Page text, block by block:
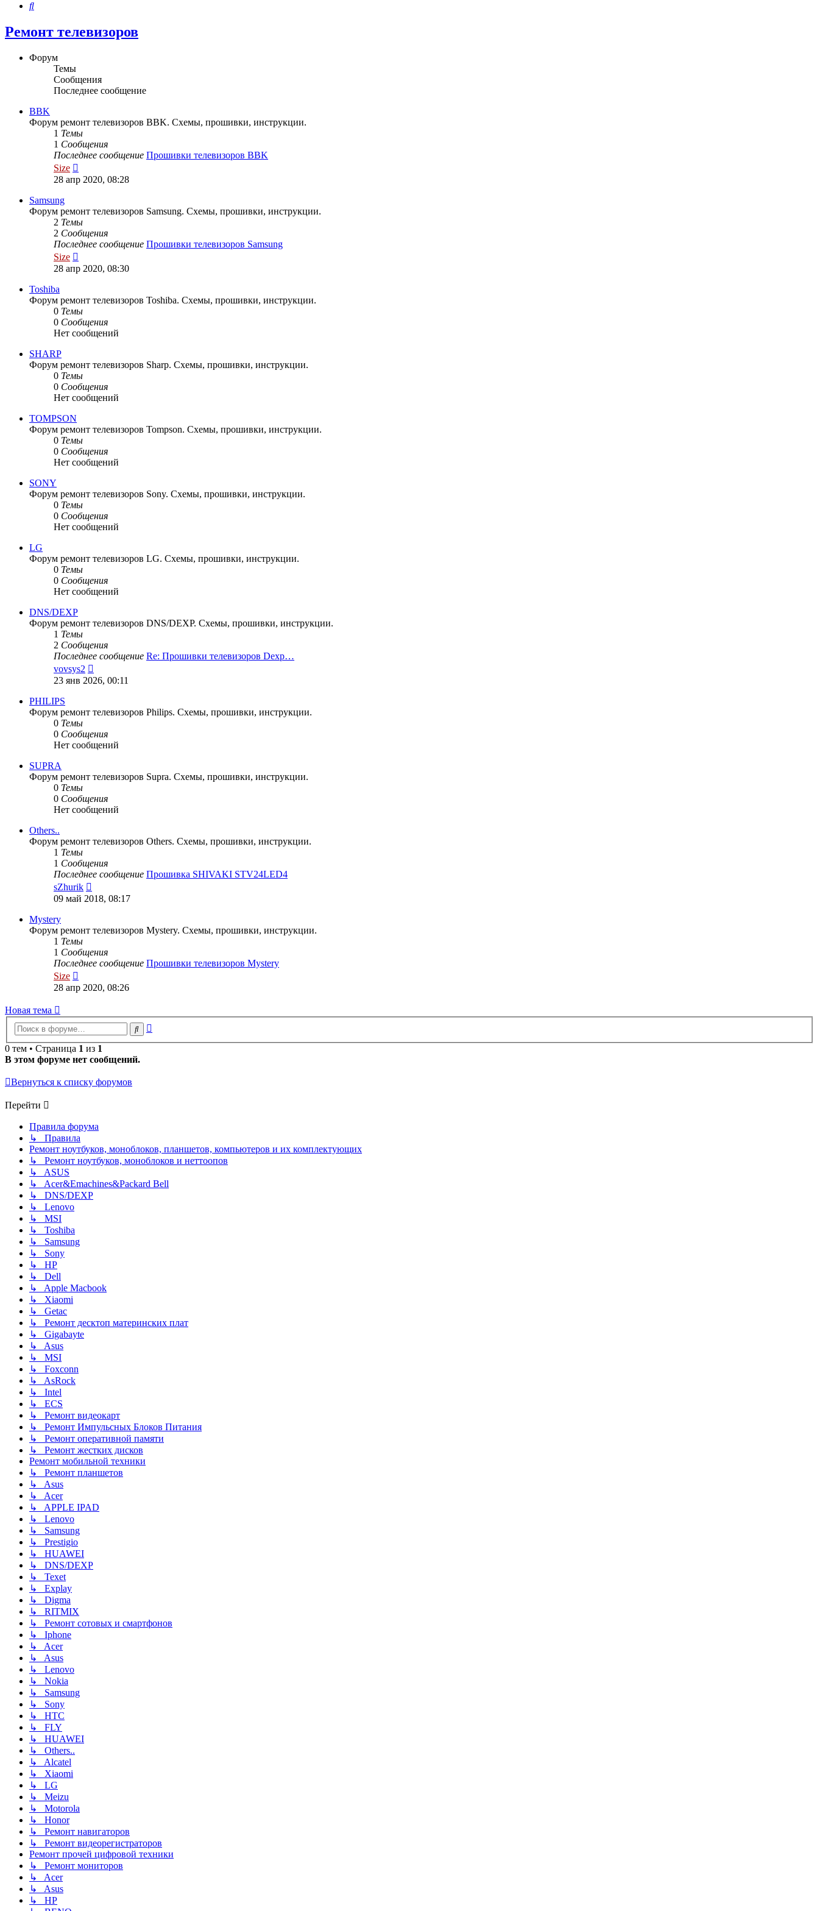
Поиск
Ремонт телевизоров
Форум
Темы
Сообщения
Последнее сообщение
BBK
Форум ремонт телевизоров BBK. Схемы, прошивки, инструкции.
1 Темы
1 Сообщения
Последнее сообщение Прошивки телевизоров BBK
Size
к
последнему
28 апр 2020, 08:28
Samsung
Форум ремонт телевизоров Samsung. Схемы, прошивки, инструкции.
2 Темы
2 Сообщения
Последнее сообщение Прошивки телевизоров Samsung
Size
к
последнему
28 апр 2020, 08:30
Toshiba
Форум ремонт телевизоров Toshiba. Схемы, прошивки, инструкции.
0 Темы
0 Сообщения
Нет сообщений
SHARP
Форум ремонт телевизоров Sharp. Схемы, прошивки, инструкции.
0 Темы
0 Сообщения
Нет сообщений
TOMPSON
Форум ремонт телевизоров Tompson. Схемы, прошивки, инструкции.
0 Темы
0 Сообщения
Нет сообщений
SONY
Форум ремонт телевизоров Sony. Схемы, прошивки, инструкции.
0 Темы
0 Сообщения
Нет сообщений
LG
Форум ремонт телевизоров LG. Схемы, прошивки, инструкции.
0 Темы
0 Сообщения
Нет сообщений
DNS/DEXP
Форум ремонт телевизоров DNS/DEXP. Схемы, прошивки, инструкции.
1 Темы
2 Сообщения
Последнее сообщение Re: Прошивки телевизоров Dexp…
vovsys2
к
последнему
23 янв 2026, 00:11
PHILIPS
Форум ремонт телевизоров Philips. Схемы, прошивки, инструкции.
0 Темы
0 Сообщения
Нет сообщений
SUPRA
Форум ремонт телевизоров Supra. Схемы, прошивки, инструкции.
0 Темы
0 Сообщения
Нет сообщений
Others..
Форум ремонт телевизоров Others. Схемы, прошивки, инструкции.
1 Темы
1 Сообщения
Последнее сообщение Прошивка SHIVAKI STV24LED4
sZhurik
к
последнему
09 май 2018, 08:17
Mystery
Форум ремонт телевизоров Mystery. Схемы, прошивки, инструкции.
1 Темы
1 Сообщения
Последнее сообщение Прошивки телевизоров Mystery
Size
к
последнему
28 апр 2020, 08:26
Новая
тема
Новая тема
Поиск
0 тем • Страница 1 из 1
В этом форуме нет сообщений.
Вернуться к списку форумов
Перейти
Правила форума
↳ Правила
Ремонт ноутбуков, моноблоков, планшетов, компьютеров и их комплектующих
↳ Ремонт ноутбуков, моноблоков и неттоопов
↳ ASUS
↳ Acer&Emachines&Packard Bell
↳ DNS/DEXP
↳ Lenovo
↳ MSI
↳ Toshiba
↳ Samsung
↳ Sony
↳ HP
↳ Dell
↳ Apple Macbook
↳ Xiaomi
↳ Getac
↳ Ремонт десктоп материнских плат
↳ Gigabayte
↳ Asus
↳ MSI
↳ Foxconn
↳ AsRock
↳ Intel
↳ ECS
↳ Ремонт видеокарт
↳ Ремонт Импульсных Блоков Питания
↳ Ремонт оперативной памяти
↳ Ремонт жестких дисков
Ремонт мобильной техники
↳ Ремонт планшетов
↳ Asus
↳ Acer
↳ APPLE IPAD
↳ Lenovo
↳ Samsung
↳ Prestigio
↳ HUAWEI
↳ DNS/DEXP
↳ Texet
↳ Explay
↳ Digma
↳ RITMIX
↳ Ремонт сотовых и смартфонов
↳ Iphone
↳ Acer
↳ Asus
↳ Lenovo
↳ Nokia
↳ Samsung
↳ Sony
↳ HTC
↳ FLY
↳ HUAWEI
↳ Others..
↳ Alcatel
↳ Xiaomi
↳ LG
↳ Meizu
↳ Motorola
↳ Honor
↳ Ремонт навигаторов
↳ Ремонт видеорегистраторов
Ремонт прочей цифровой техники
↳ Ремонт мониторов
↳ Acer
↳ Asus
↳ HP